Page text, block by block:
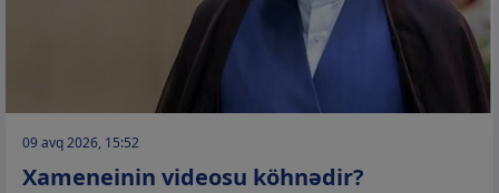
09 avq 2026, 15:52
Xameneinin videosu köhnədir?